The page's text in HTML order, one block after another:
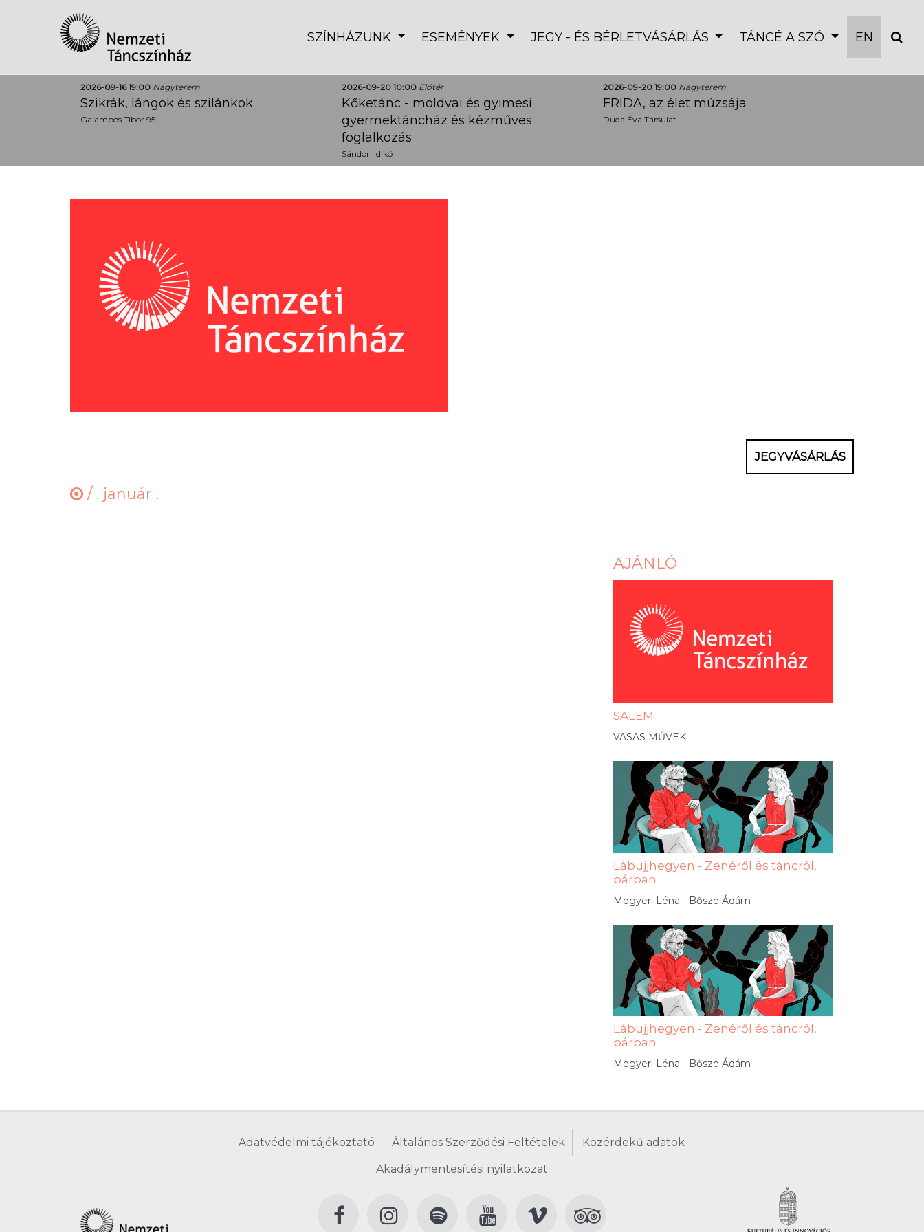
SZÍNHÁZUNK ESEMÉNYEK JEGY - ÉS BÉRLETVÁSÁRLÁS TÁNCÉ A SZÓ EN
2026-09-16 19:00 Nagyterem
Szikrák, lángok és szilánkok
Galambos Tibor 95
2026-09-20 10:00 Előtér
Kőketánc - moldvai és gyimesi
gyermektáncház és kézműves
foglalkozás
Sándor Ildikó
2026-09-20 19:00 Nagyterem
FRIDA, az élet múzsája
Duda Éva Társulat
JEGYVÁSÁRLÁS
/ . január .
AJÁNLÓ
SALEM
VASAS MŰVEK
Lábujjhegyen - Zenéről és táncról,
párban
Megyeri Léna - Bősze Ádám
Lábujjhegyen - Zenéről és táncról,
párban
Megyeri Léna - Bősze Ádám
Adatvédelmi tájékoztató Általános Szerződési Feltételek Közérdekű adatok
Akadálymentesítési nyilatkozat